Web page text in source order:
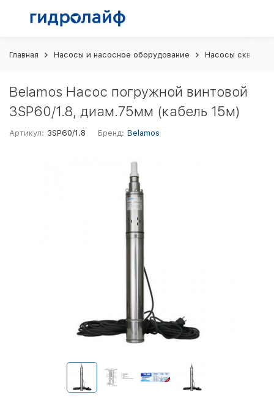
Главная Насосы и насосное оборудование Насосы
Belamos Насос погружной винтовой
3SP60/1.8, диам.75мм (кабель 15м)
Артикул: 3SP60/1.8 Бренд: Belamos